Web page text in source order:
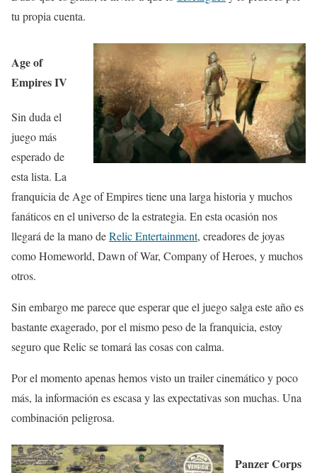
tu propia cuenta.
Age of
Empires IV
Sin duda el
juego más
esperado de
esta lista. La
franquicia de Age of Empires tiene una larga historia y muchos
fanáticos en el universo de la estrategia. En esta ocasión nos
llegará de la mano deRelic Entertainment, creadores de joyas
como Homeworld, Dawn of War, Company of Heroes, y muchos
otros.
Sin embargo me parece que esperar que el juego salga este año es
bastante exagerado, por el mismo peso de la franquicia, estoy
seguro que Relic se tomará las cosas con calma.
Por el momento apenas hemos visto un trailer cinemático y poco
más, la información es escasa y las expectativas son muchas. Una
combinación peligrosa.
Panzer Corps